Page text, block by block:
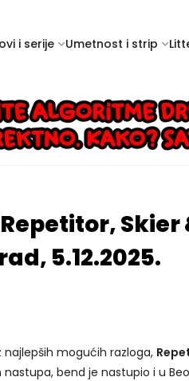
i serije Umetnost i strip
Skier
5.12.2025.
najlepših mogućih razloga,
nastupa, bend je nastupio i u